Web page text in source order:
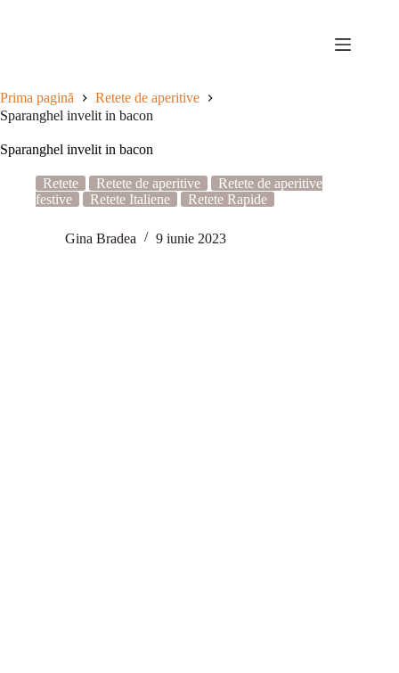
Prima pagină
Retete de aperitive
Sparanghel invelit in bacon
Sparanghel invelit in bacon
Retete Retete de aperitive
Retete de aperitive
festive
Retete Italiene Retete Rapide
Gina Bradea 9 iunie 2023